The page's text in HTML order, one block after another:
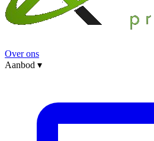
Over ons
Aanbod ▾